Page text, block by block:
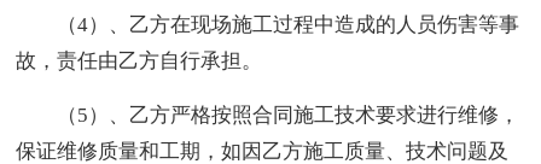
（4）、乙方在现场施工过程中造成的人员伤害等事
故，责任由乙方自行承担。
（5）、乙方严格按照合同施工技术要求进行维修，
保证维修质量和工期，如因乙方施工质量、技术问题及